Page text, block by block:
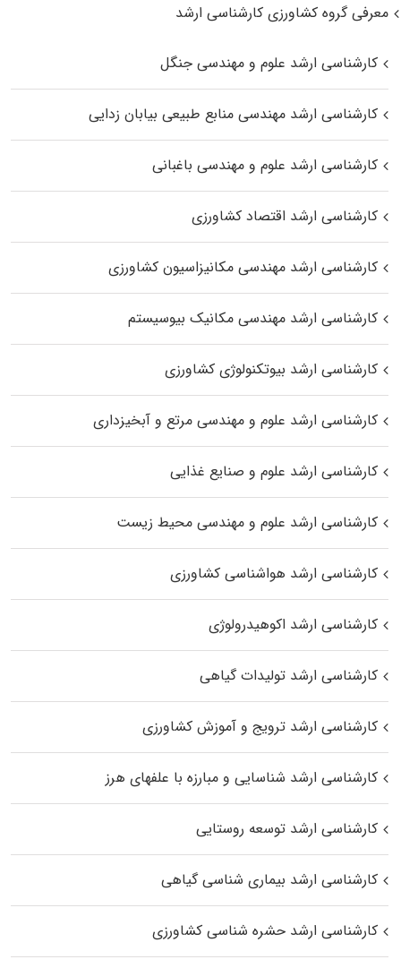
معرفی گروه کشاورزی کارشناسی ارشد
کارشناسی ارشد علوم و مهندسی جنگل
کارشناسی ارشد مهندسی منابع طبیعی بیابان زدایی
کارشناسی ارشد علوم و مهندسی باغبانی
کارشناسی ارشد اقتصاد کشاورزی
کارشناسی ارشد مهندسی مکانیزاسیون کشاورزی
کارشناسی ارشد مهندسی مکانیک بیوسیستم
کارشناسی ارشد بیوتکنولوژی کشاورزی
کارشناسی ارشد علوم و مهندسی مرتع و آبخیزداری
کارشناسی ارشد علوم و صنایع غذایی
کارشناسی ارشد علوم و مهندسی محیط زیست
کارشناسی ارشد هواشناسی کشاورزی
کارشناسی ارشد اکوهیدرولوژی
کارشناسی ارشد تولیدات گیاهی
کارشناسی ارشد ترویج و آموزش کشاورزی
کارشناسی ارشد شناسایی و مبارزه با علفهای هرز
کارشناسی ارشد توسعه روستایی
کارشناسی ارشد بیماری‌ شناسی گیاهی
کارشناسی ارشد حشره‌ شناسی کشاورزی